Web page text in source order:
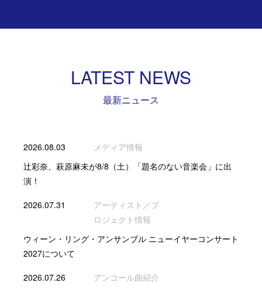
LATEST NEWS
最新ニュース
2026.08.03
メディア情報
辻彩奈、萩原麻未が8/8（土）「題名のない音楽会」に出
演！
2026.07.31
アーティスト／プ
ロジェクト情報
ウィーン・リング・アンサンブル ニューイヤーコンサート
2027について
2026.07.26
アンコール曲紹介